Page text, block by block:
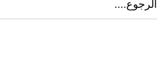
الرجوع....